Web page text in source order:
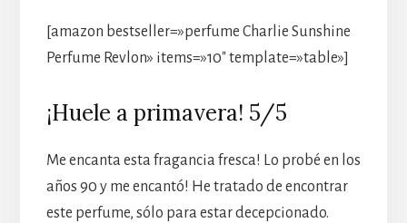
[amazon bestseller=»perfume Charlie Sunshine
Perfume Revlon» items=»10″ template=»table»]
¡Huele a primavera! 5/5
Me encanta esta fragancia fresca! Lo probé en los
años 90 y me encantó! He tratado de encontrar
este perfume, sólo para estar decepcionado.